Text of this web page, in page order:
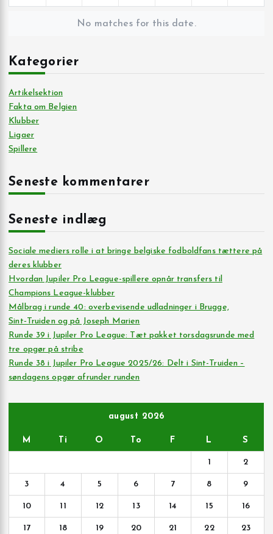
No matches for this date.
Kategorier
Artikelsektion
Fakta om Belgien
Klubber
Ligaer
Spillere
Seneste kommentarer
Seneste indlæg
Sociale mediers rolle i at bringe belgiske fodboldfans tættere på
deres klubber
Hvordan Jupiler Pro League-spillere opnår transfers til
Champions League-klubber
Målbrag i runde 40: overbevisende udladninger i Brugge,
Sint‑Truiden og på Joseph Marien
Runde 39 i Jupiler Pro League: Tæt pakket torsdagsrunde med
tre opgør på stribe
Runde 38 i Jupiler Pro League 2025/26: Delt i Sint-Truiden –
søndagens opgør afrunder runden
august 2026
M Ti O To F L S
1 2
3 4 5 6 7 8 9
10 11 12 13 14 15 16
17 18 19 20 21 22 23